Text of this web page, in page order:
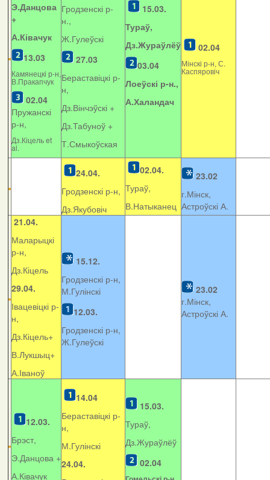
Э.Данцова
+
А.Ківачук
13.03
Камянецкі р-н,
В.Пракапчук
02.04
Пружанскі
р-н,
Дз.Кіцель et
al.
Гродзенскі р-
н.,
Ж.Гулеўскі
27.03
Бераставіцкі р-
н,
Дз.Вінчэўскі +
Дз.Табуноў +
Т.Смыкоўская
15.03.
Тураў,
Дз.Жураўлёў
03.04
Лоеўскі р-н.,
А.Халандач
02.04
Мінскі р-н, С.
Каспяровіч
24.04.
Гродзенскі р-н,
Дз.Якубовіч
02.04.
Тураў,
В.Натыканец
23.02
г.Мінск,
Астроўскі А.
21.04.
Маларыцкі
р-н,
Дз.Кіцель
29.04.
Івацевіцкі р-
н,
Дз.Кіцель+
В.Лукшыц+
А.Іваноў
15.12.
Гродзенскі р-н,
М.Гулінскі
12.03.
Гродзенскі р-н,
Ж.Гулеўскі
23.02
г.Мінск,
Астроўскі А.
12.03.
Брэст,
Э.Данцова +
А.Ківачук
14.04
Бераставіцкі р-
н,
М.Гулінскі
24.04.
15.03.
Тураў,
Дз.Жураўлёў
02.04